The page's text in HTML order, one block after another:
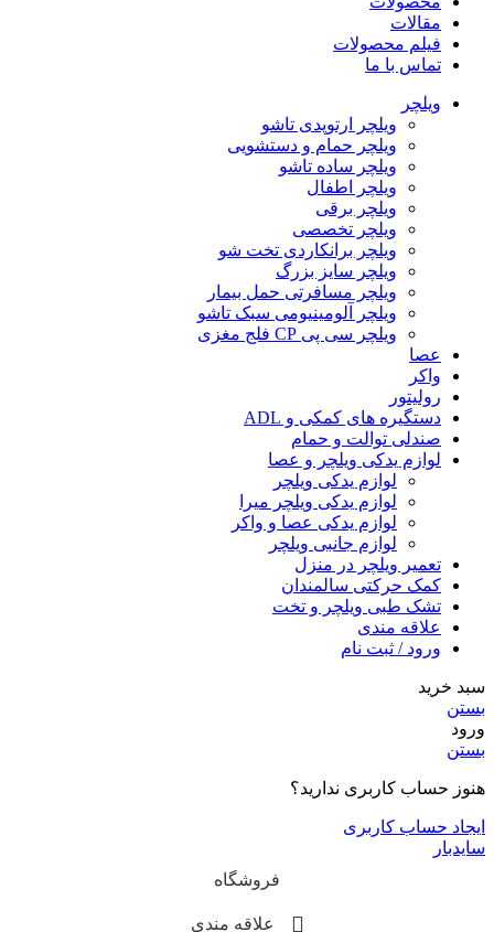
مقالات
فیلم محصولات
تماس با ما
ویلچر
ویلچر ارتوپدی تاشو
ویلچر حمام و دستشویی
ویلچر ساده تاشو
ویلچر اطفال
ویلچر برقی
ویلچر تخصصی
ویلچر برانکاردی تخت شو
ویلچر سایز بزرگ
ویلچر مسافرتی حمل بیمار
ویلچر آلومینیومی سبک تاشو
ویلچر سی پی CP فلج مغزی
عصا
واکر
رولیتور
دستگیره های کمکی و ADL
صندلی توالت و حمام
لوازم یدکی ویلچر و عصا
لوازم یدکی ویلچر
لوازم یدکی ویلچر میرا
لوازم یدکی عصا و واکر
لوازم جانبی ویلچر
تعمیر ویلچر در منزل
کمک حرکتی سالمندان
تشک طبی ویلچر و تخت
علاقه مندی
ورود / ثبت نام
سبد خرید
بستن
ورود
بستن
هنوز حساب کاربری ندارید؟
ایجاد حساب کاربری
سایدبار
فروشگاه
علاقه مندی